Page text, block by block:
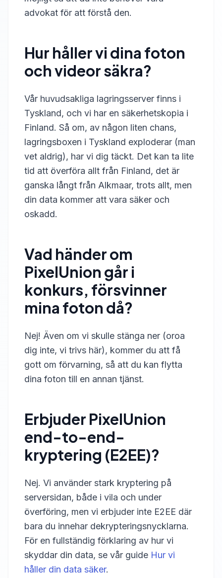
advokat för att förstå den.
Hur håller vi dina foton
och videor säkra?
Vår huvudsakliga lagringsserver finns i
Tyskland, och vi har en säkerhetskopia i
Finland. Så om, av någon liten chans,
lagringsboxen i Tyskland exploderar (man
vet aldrig), har vi dig täckt. Det kan ta lite
tid att överföra allt från Finland, det är
ganska långt från Alkmaar, trots allt, men
din data kommer att vara säker och
oskadd.
Vad händer om
PixelUnion går i
konkurs, försvinner
mina foton då?
Nej! Även om vi skulle stänga ner (oroa
dig inte, vi trivs här), kommer du att få
gott om förvarning, så att du kan flytta
dina foton till en annan tjänst.
Erbjuder PixelUnion
end-to-end-
kryptering (E2EE)?
Nej. Vi använder stark kryptering på
serversidan, både i vila och under
överföring, men vi erbjuder inte E2EE där
bara du innehar dekrypteringsnycklarna.
För en fullständig förklaring av hur vi
skyddar din data, se vår guide Hur vi
håller din data säker.